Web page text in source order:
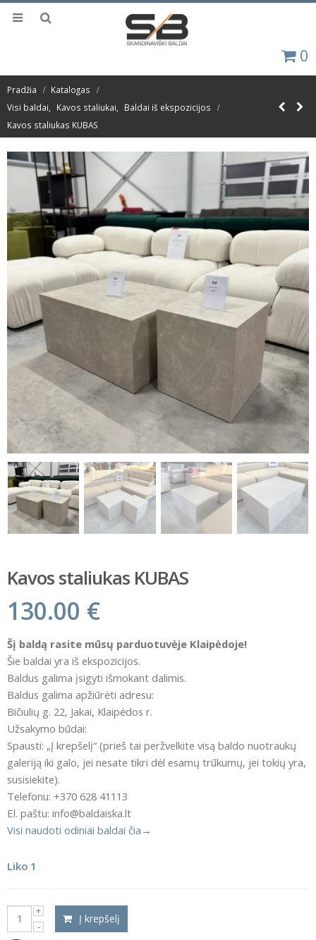
0
Pradžia
Katalogas
Visi baldai, Kavos staliukai,
Baldai iš ekspozicijos
Kavos staliukas KUBAS
Kavos staliukas KUBAS
130.00 €
Šį baldą rasite mūsų parduotuvėje Klaipėdoje!
Šie baldai yra iš ekspozicijos.
Baldus galima įsigyti išmokant dalimis.
Baldus galima apžiūrėti adresu:
Bičiulių g. 22, Jakai, Klaipėdos r.
Užsakymo būdai:
Spausti: „Į krepšelį“ (prieš tai peržvelkite visą baldo nuotraukų
galeriją iki galo, jei nesate tikri dėl esamų trūkumų, jei tokių yra,
susisiekite).
Telefonu: +370 628 41113
El. paštu: info@baldaiska.lt
Visi naudoti odiniai baldai čia→
Liko 1
Į krepšelį